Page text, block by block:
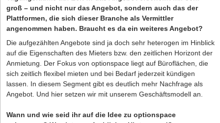
groß – und nicht nur das Angebot, sondern auch das der
Plattformen, die sich dieser Branche als Vermittler
angenommen haben. Braucht es da ein weiteres Angebot?
Die aufgezählten Angebote sind ja doch sehr heterogen im Hinblick
auf die Eigenschaften des Mieters bzw. den zeitlichen Horizont der
Anmietung. Der Fokus von optionspace liegt auf Büroflächen, die
sich zeitlich flexibel mieten und bei Bedarf jederzeit kündigen
lassen. In diesem Segment gibt es deutlich mehr Nachfrage als
Angebot. Und hier setzen wir mit unserem Geschäftsmodell an.
Wann und wie seid ihr auf die Idee zu optionspace